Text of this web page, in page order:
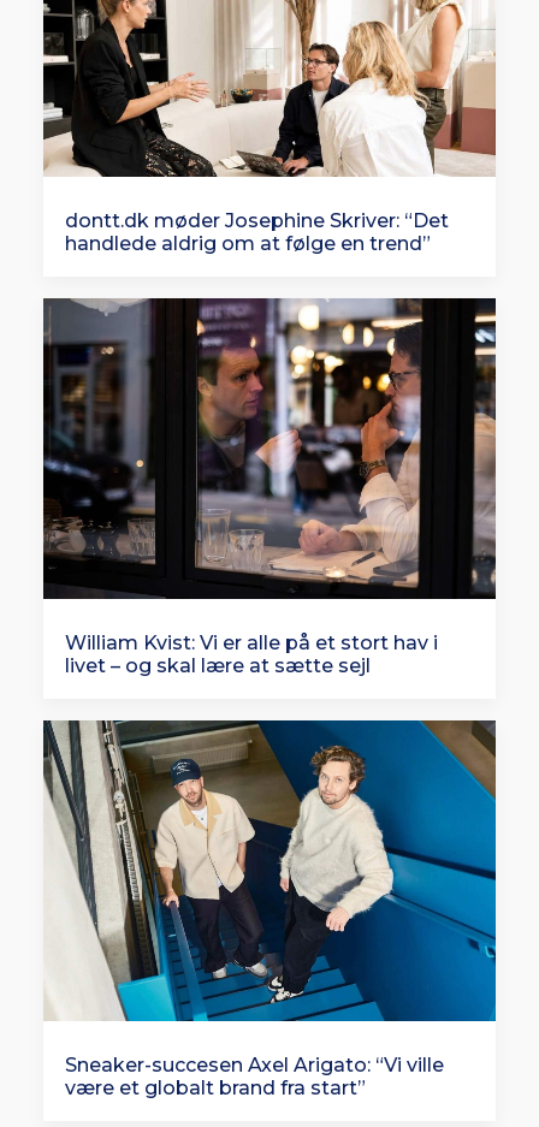
dontt.dk møder Josephine Skriver: “Det
handlede aldrig om at følge en trend”
William Kvist: Vi er alle på et stort hav i
livet – og skal lære at sætte sejl
Sneaker-succesen Axel Arigato: “Vi ville
være et globalt brand fra start”